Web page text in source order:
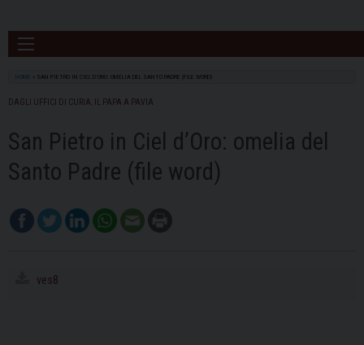
HOME SAN PIETRO IN CIEL D’ORO: OMELIA DEL SANTO PADRE (FILE WORD)
DAGLI UFFICI DI CURIA IL PAPA A PAVIA
San Pietro in Ciel d’Oro: omelia del
Santo Padre (file word)
ves8